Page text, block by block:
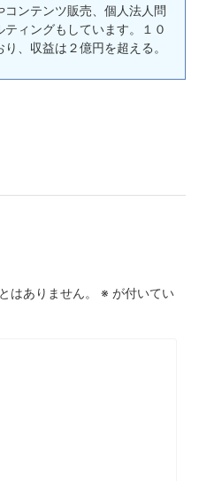
コンテンツ販売、個人法人問
ティングもしています。１０
、収益は２億円を超える。
はありません。 ※ が付いてい